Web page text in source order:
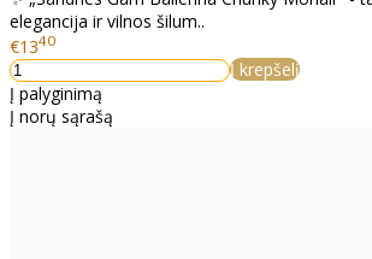
elegancija ir vilnos šilum..
€1340
Į krepšelį
Į palyginimą
Į norų sąrašą